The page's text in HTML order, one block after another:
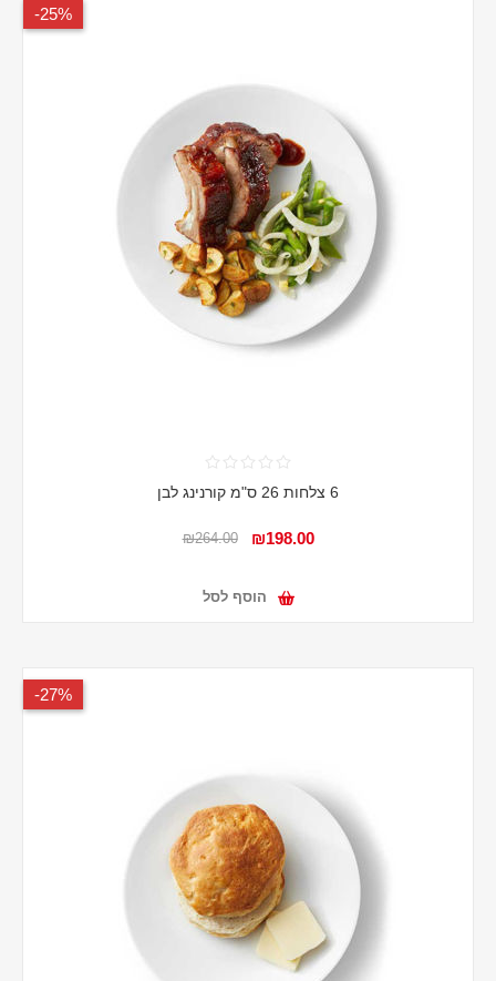
25%-
6 צלחות 26 ס"מ קורנינג לבן
₪198.00
₪264.00
הוסף לסל
27%-